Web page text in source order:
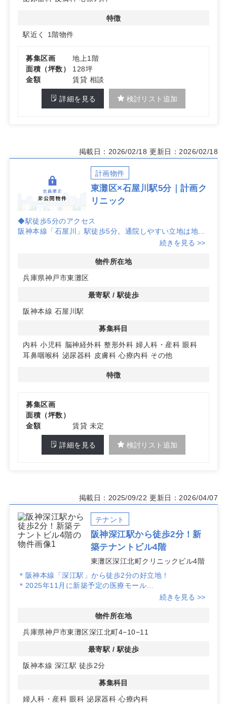
特徴
駅近く
1階物件
募集区画
地上1階
面積（坪数）
128坪
金額
賃貸 相談
詳細を見る 検討リスト追加
掲載日：2026/02/18 更新日：2026/02/18
計画物件
東灘区×石屋川駅5分｜計画ク
リニック
◆駅徒歩5分のアクセス
阪神本線「石屋川」駅徒歩5分。通院しやすい立地は地域
住民の日常動線に近く、認知の獲得と集患力の向上に寄与
区画や仕様は未定のため、診療科やスタッフ動線に合わせ
たレイアウトを検討しやすい段階です。待合・診察・処置
設計がしやすい点が魅力です。
◆多科目展開を想定したポテンシャル
内科から小児科、耳鼻咽喉科や皮膚科など幅広い診療科目
の募集を想定。単科開業はもちろん、将来的な複数科の併
た差別化が図りやすい計画です。
続きを見る >>
物件所在地
兵庫県神戸市東灘区
最寄駅 / 駅徒歩
阪神本線 石屋川駅
募集科目
内科 小児科 脳神経外科 整形外科 婦人科・産科 眼科
耳鼻咽喉科 泌尿器科 皮膚科 心療内科 その他
特徴
募集区画
面積（坪数）
金額
賃貸 未定
詳細を見る 検討リスト追加
掲載日：2025/09/22 更新日：2026/04/07
テナント
阪神深江駅から徒歩2分！新
築テナントビル4階
東灘区深江北町クリニックビル4階
＊阪神本線「深江駅」から徒歩2分の好立地！
＊2025年11月に新築予定の医療モール
＊広々とした約40坪のスペースで多種診療科目に対応可
＊駐車場・エレベーター完備で利便性抜群
続きを見る >>
物件所在地
兵庫県神戸市東灘区深江北町4−10−11
最寄駅 / 駅徒歩
阪神本線 深江駅 徒歩2分
募集科目
婦人科・産科 眼科 泌尿器科 心療内科